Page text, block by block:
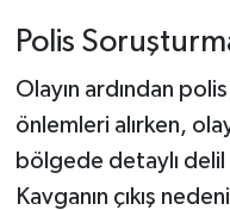
Polis
Olayın ardından
önlemleri alırken,
bölgede detaylı delil
Kavganın çıkış